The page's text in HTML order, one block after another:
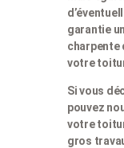
garantie
charpente
votre
Si vous
pouvez
votre
gros